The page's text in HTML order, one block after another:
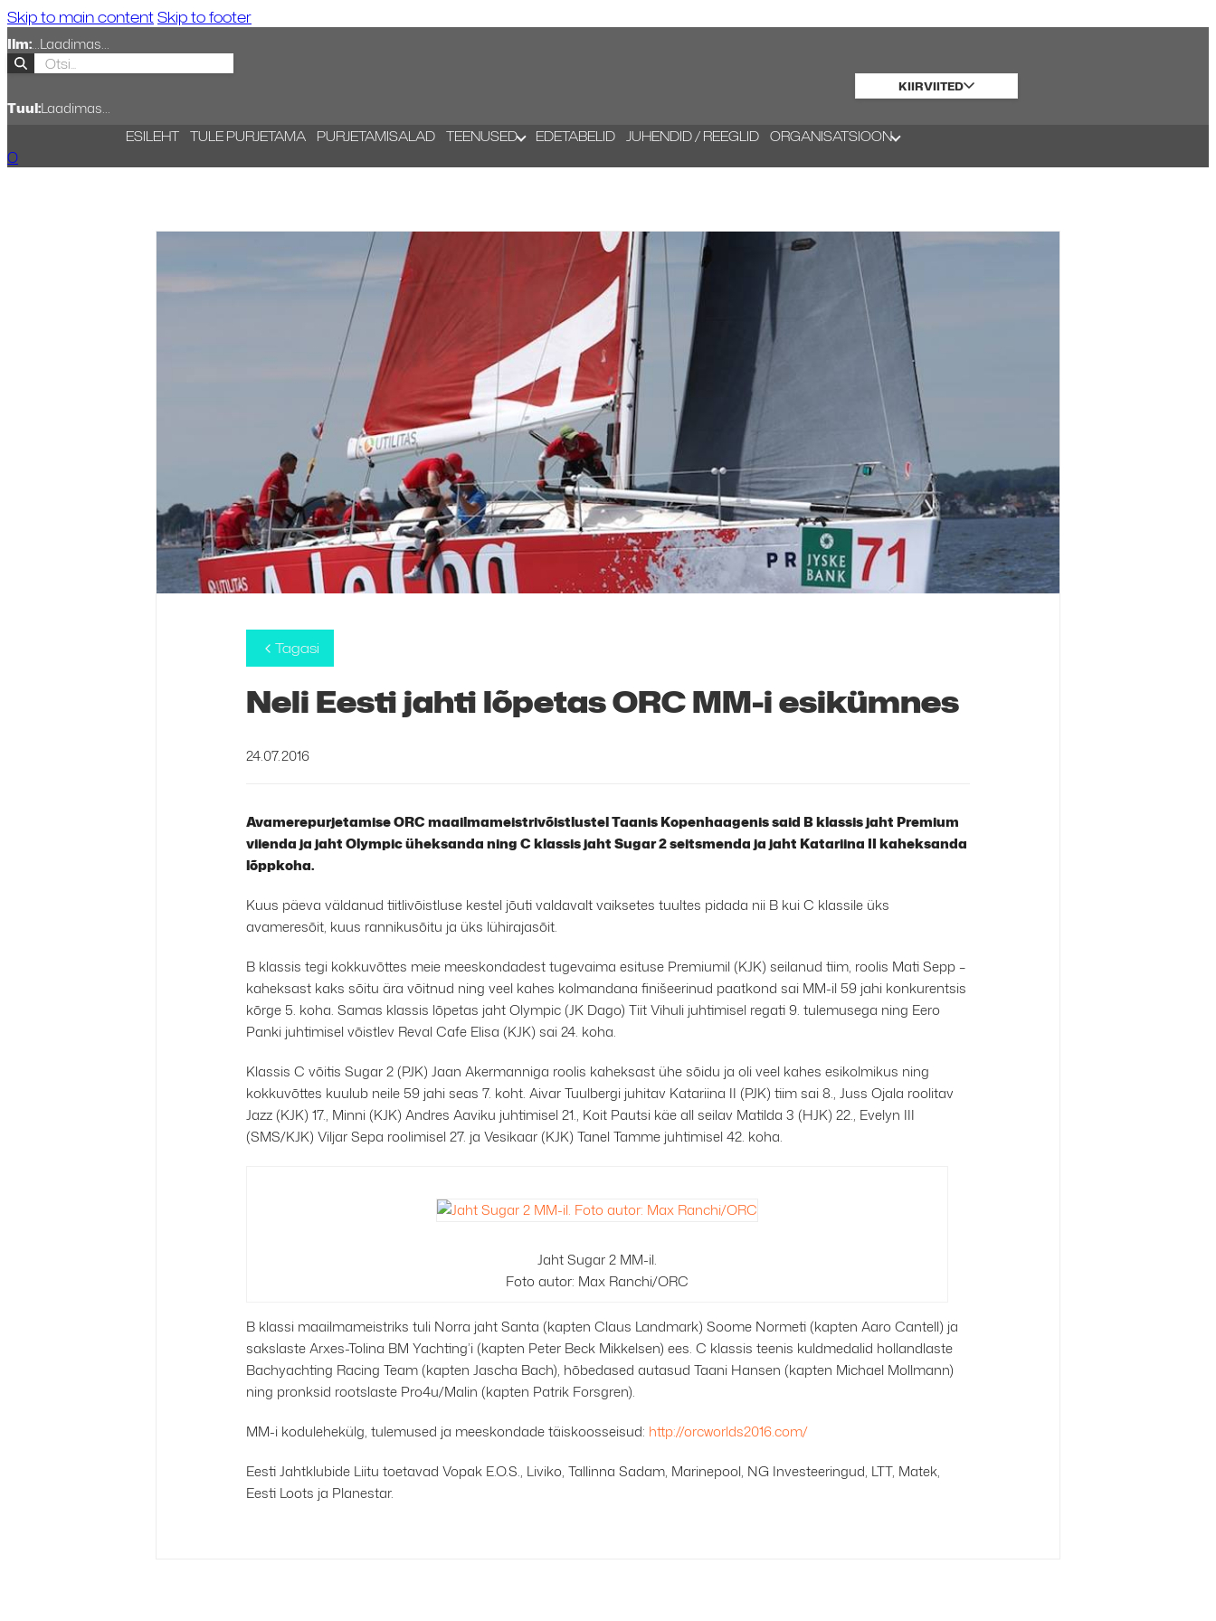
Skip to main contentSkip to footer
Ilm:...Laadimas...
KIIRVIITED
Tuul:Laadimas...
ESILEHT TULE PURJETAMA PURJETAMISALAD TEENUSED EDETABELID JUHENDID / REEGLID ORGANISATSIOON
0
Tagasi
Neli Eesti jahti lõpetas ORC MM-i esikümnes
24.07.2016
Avamerepurjetamise ORC maailmameistrivõistlustel Taanis Kopenhaagenis said B klassis jaht Premium
viienda ja jaht Olympic üheksanda ning C klassis jaht Sugar 2 seitsmenda ja jaht Katariina II kaheksanda
lõppkoha.
Kuus päeva väldanud tiitlivõistluse kestel jõuti valdavalt vaiksetes tuultes pidada nii B kui C klassile üks
avameresõit, kuus rannikusõitu ja üks lühirajasõit.
B klassis tegi kokkuvõttes meie meeskondadest tugevaima esituse Premiumil (KJK) seilanud tiim, roolis Mati Sepp –
kaheksast kaks sõitu ära võitnud ning veel kahes kolmandana finišeerinud paatkond sai MM-il 59 jahi konkurentsis
kõrge 5. koha. Samas klassis lõpetas jaht Olympic (JK Dago) Tiit Vihuli juhtimisel regati 9. tulemusega ning Eero
Panki juhtimisel võistlev Reval Cafe Elisa (KJK) sai 24. koha.
Klassis C võitis Sugar 2 (PJK) Jaan Akermanniga roolis kaheksast ühe sõidu ja oli veel kahes esikolmikus ning
kokkuvõttes kuulub neile 59 jahi seas 7. koht. Aivar Tuulbergi juhitav Katariina II (PJK) tiim sai 8., Juss Ojala roolitav
Jazz (KJK) 17., Minni (KJK) Andres Aaviku juhtimisel 21., Koit Pautsi käe all seilav Matilda 3 (HJK) 22., Evelyn III
(SMS/KJK) Viljar Sepa roolimisel 27. ja Vesikaar (KJK) Tanel Tamme juhtimisel 42. koha.
Jaht Sugar 2 MM-il.
Foto autor: Max Ranchi/ORC
B klassi maailmameistriks tuli Norra jaht Santa (kapten Claus Landmark) Soome Normeti (kapten Aaro Cantell) ja
sakslaste Arxes-Tolina BM Yachting’i (kapten Peter Beck Mikkelsen) ees. C klassis teenis kuldmedalid hollandlaste
Bachyachting Racing Team (kapten Jascha Bach), hõbedased autasud Taani Hansen (kapten Michael Mollmann)
ning pronksid rootslaste Pro4u/Malin (kapten Patrik Forsgren).
MM-i kodulehekülg, tulemused ja meeskondade täiskoosseisud: http://orcworlds2016.com/
Eesti Jahtklubide Liitu toetavad Vopak E.O.S., Liviko, Tallinna Sadam, Marinepool, NG Investeeringud, LTT, Matek,
Eesti Loots ja Planestar.